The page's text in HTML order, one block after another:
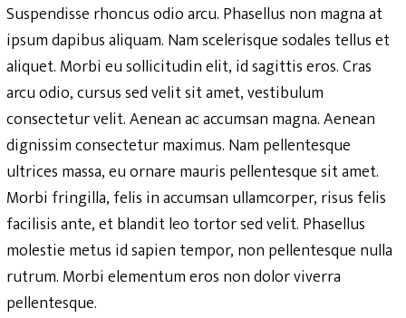
Suspendisse rhoncus odio arcu. Phasellus non magna at
ipsum dapibus aliquam. Nam scelerisque sodales tellus et
aliquet. Morbi eu sollicitudin elit, id sagittis eros. Cras
arcu odio, cursus sed velit sit amet, vestibulum
consectetur velit. Aenean ac accumsan magna. Aenean
dignissim consectetur maximus. Nam pellentesque
ultrices massa, eu ornare mauris pellentesque sit amet.
Morbi fringilla, felis in accumsan ullamcorper, risus felis
facilisis ante, et blandit leo tortor sed velit. Phasellus
molestie metus id sapien tempor, non pellentesque nulla
rutrum. Morbi elementum eros non dolor viverra
pellentesque.